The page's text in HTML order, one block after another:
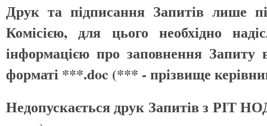
Друк та підписання Запитів лише
Комісією, для цього необхідно
інформацією про заповнення
форматі ***.doc (*** - прізвище
Недопускається друк Запитів з РІТ